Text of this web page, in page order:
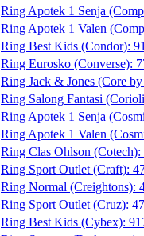
Ring Apotek 1 Senja
Ring Apotek 1 Valen
Ring Best Kids (Condor):
Ring Eurosko (Converse):
Ring Jack & Jones (Core
Ring Salong Fantasi
Ring Apotek 1 Senja
Ring Apotek 1 Valen
Ring Clas Ohlson (Cotech):
Ring Sport Outlet (Craft):
Ring Normal (Creightons):
Ring Sport Outlet (Cruz):
Ring Best Kids (Cybex):